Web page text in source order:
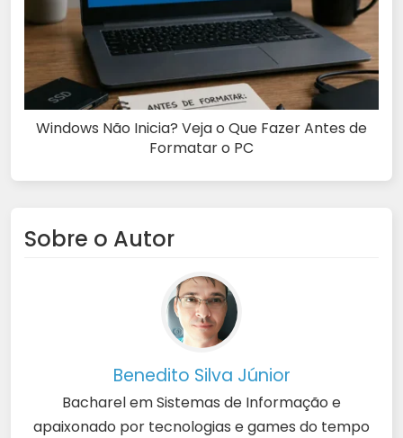
Windows Não Inicia? Veja o Que Fazer Antes de
Formatar o PC
Sobre o Autor
Benedito Silva Júnior
Bacharel em Sistemas de Informação e
apaixonado por tecnologias e games do tempo